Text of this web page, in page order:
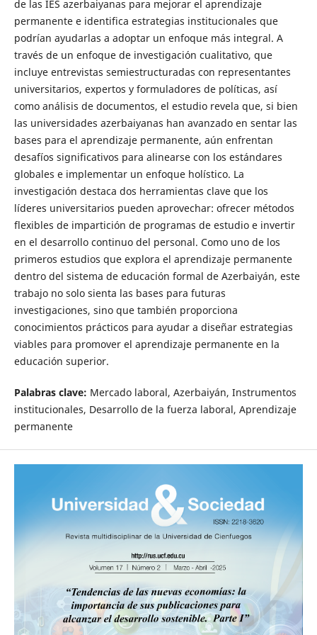
de las IES azerbaiyanas para mejorar el aprendizaje
permanente e identifica estrategias institucionales que
podrían ayudarlas a adoptar un enfoque más integral. A
través de un enfoque de investigación cualitativo, que
incluye entrevistas semiestructuradas con representantes
universitarios, expertos y formuladores de políticas, así
como análisis de documentos, el estudio revela que, si bien
las universidades azerbaiyanas han avanzado en sentar las
bases para el aprendizaje permanente, aún enfrentan
desafíos significativos para alinearse con los estándares
globales e implementar un enfoque holístico. La
investigación destaca dos herramientas clave que los
líderes universitarios pueden aprovechar: ofrecer métodos
flexibles de impartición de programas de estudio e invertir
en el desarrollo continuo del personal. Como uno de los
primeros estudios que explora el aprendizaje permanente
dentro del sistema de educación formal de Azerbaiyán, este
trabajo no solo sienta las bases para futuras
investigaciones, sino que también proporciona
conocimientos prácticos para ayudar a diseñar estrategias
viables para promover el aprendizaje permanente en la
educación superior.
Palabras clave: Mercado laboral, Azerbaiyán, Instrumentos
institucionales, Desarrollo de la fuerza laboral, Aprendizaje
permanente